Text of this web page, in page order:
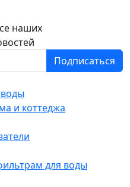
наших
Подписаться
и коттеджа
для воды